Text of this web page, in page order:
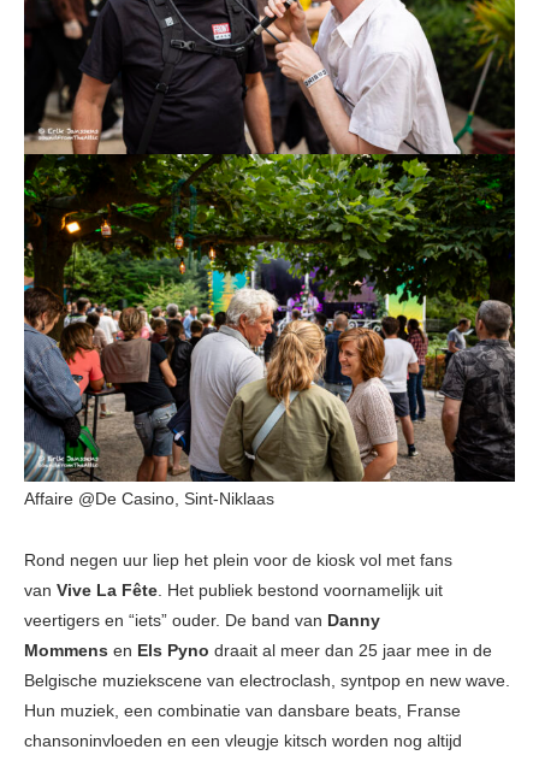
Affaire @De Casino, Sint-Niklaas
Rond negen uur liep het plein voor de kiosk vol met fans
van Vive La Fête. Het publiek bestond voornamelijk uit
veertigers en “iets” ouder. De band van Danny
Mommens en Els Pyno draait al meer dan 25 jaar mee in de
Belgische muziekscene van electroclash, syntpop en new wave.
Hun muziek, een combinatie van dansbare beats, Franse
chansoninvloeden en een vleugje kitsch worden nog altijd